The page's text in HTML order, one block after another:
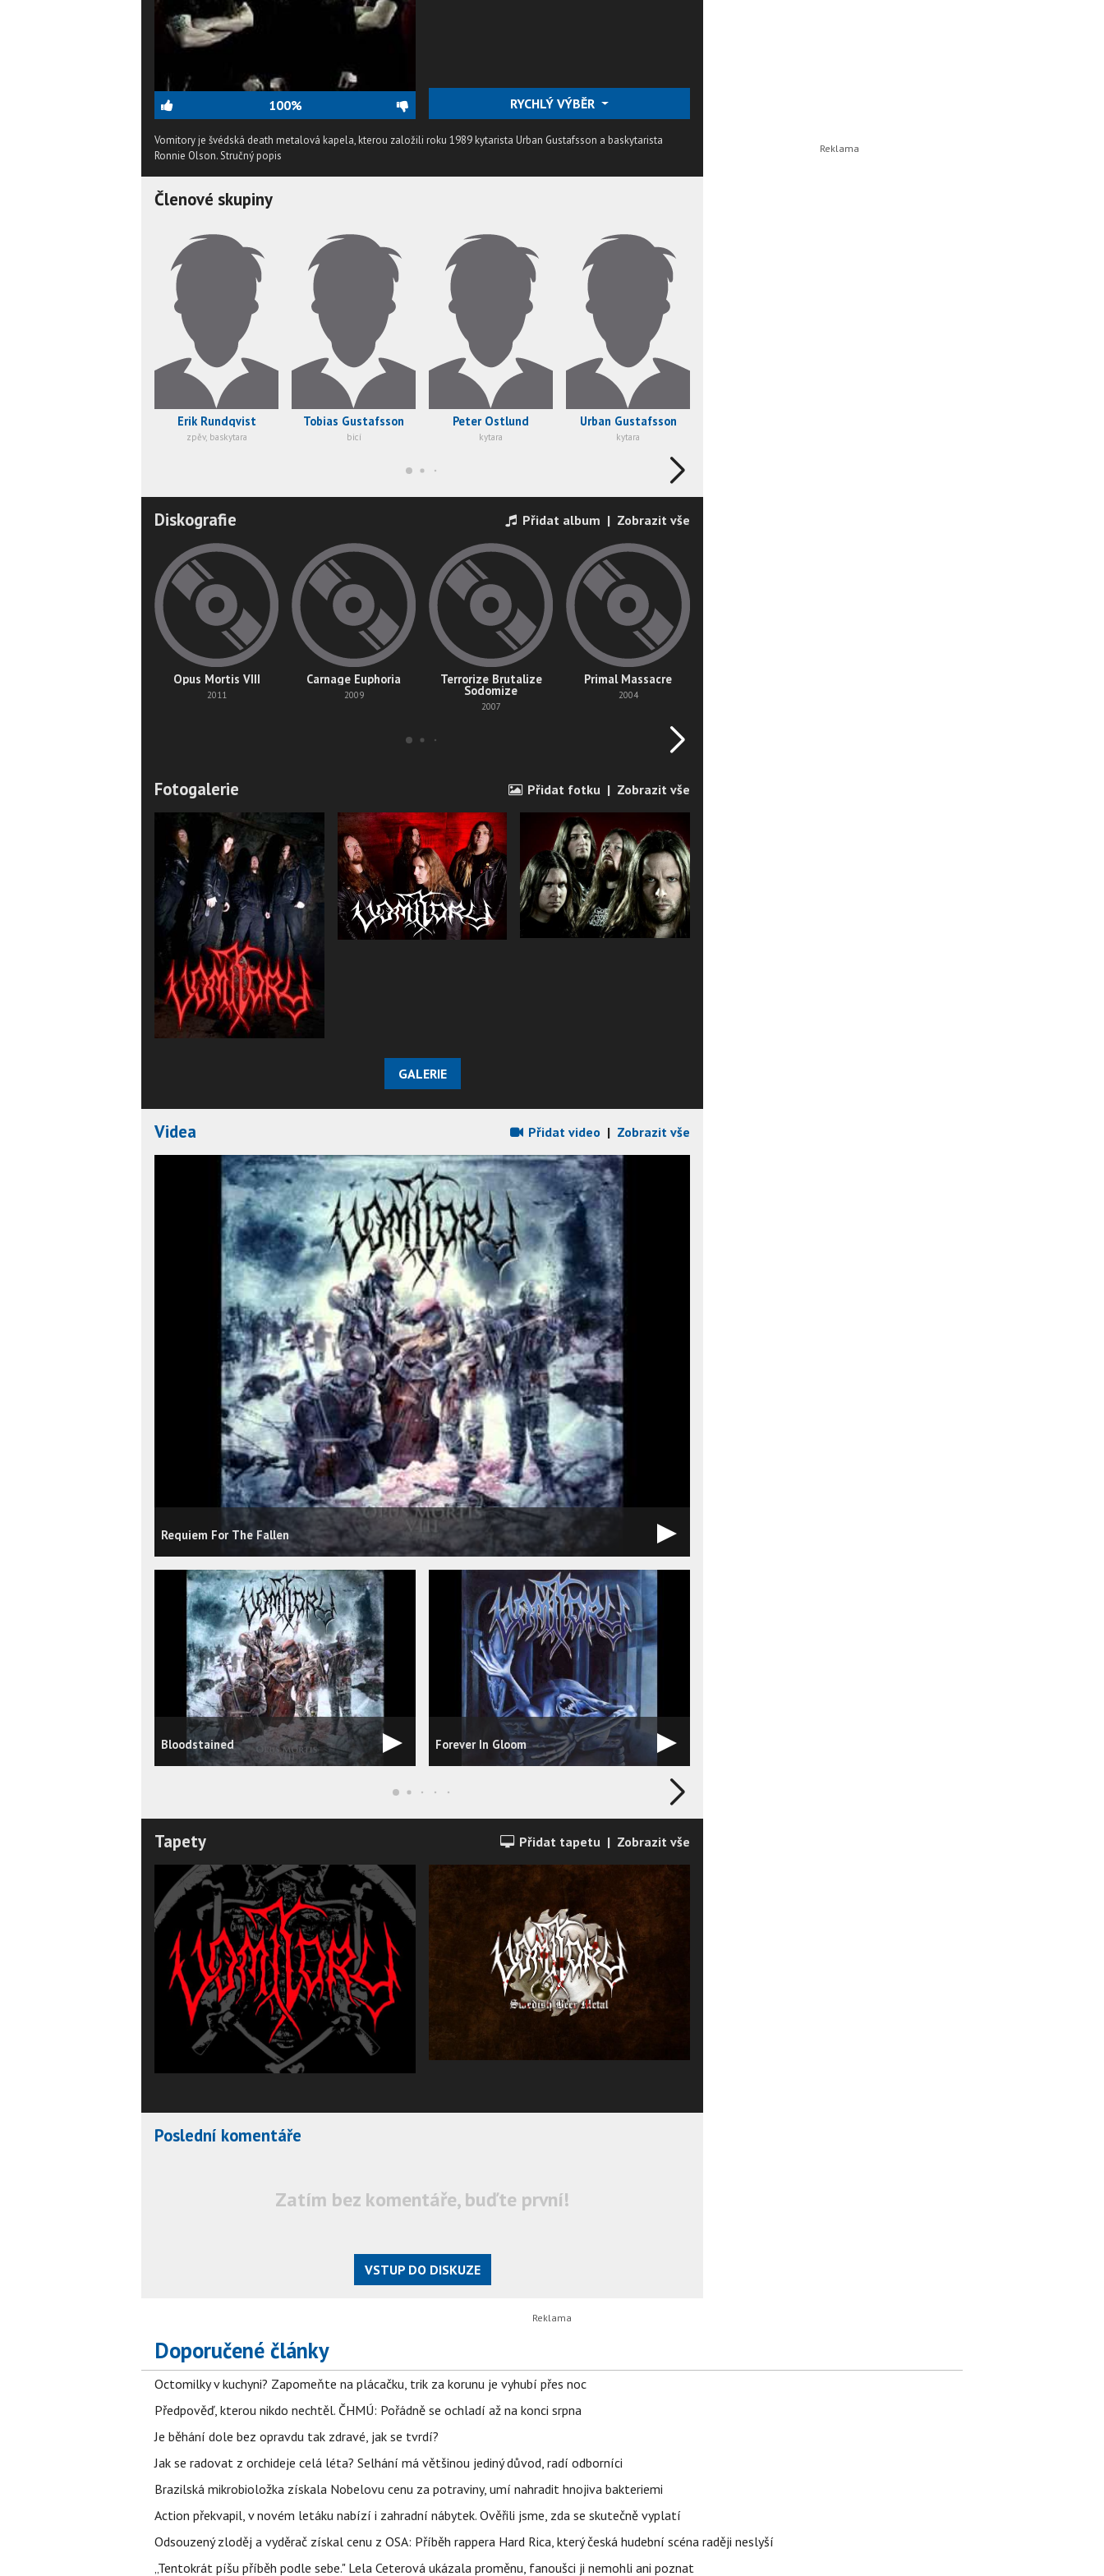
100% RYCHLÝ VÝBĚR
Vomitory je švédská death metalová kapela, kterou založili roku 1989 kytarista Urban Gustafsson a baskytarista
Ronnie Olson.Stručný popis
Členové skupiny
Erik Rundqvist
zpěv, baskytara
Tobias Gustafsson
bicí
Peter Östlund
kytara
Urban Gustafsson
kytara
Diskografie Přidat album | Zobrazit vše
Opus Mortis VIII
2011
Carnage Euphoria
2009
Terrorize Brutalize
Sodomize
2007
Primal Massacre
2004
Fotogalerie Přidat fotku | Zobrazit vše
GALERIE
Videa Přidat video | Zobrazit vše
Requiem For The Fallen
Bloodstained Forever In Gloom
Tapety Přidat tapetu | Zobrazit vše
Poslední komentáře
Zatím bez komentáře, buďte první!
VSTUP DO DISKUZE
Doporučené články
Octomilky v kuchyni? Zapomeňte na plácačku, trik za korunu je vyhubí přes noc
Předpověď, kterou nikdo nechtěl. ČHMÚ: Pořádně se ochladí až na konci srpna
Je běhání dole bez opravdu tak zdravé, jak se tvrdí?
Jak se radovat z orchideje celá léta? Selhání má většinou jediný důvod, radí odborníci
Brazilská mikrobioložka získala Nobelovu cenu za potraviny, umí nahradit hnojiva bakteriemi
Action překvapil, v novém letáku nabízí i zahradní nábytek. Ověřili jsme, zda se skutečně vyplatí
Odsouzený zloděj a vyděrač získal cenu z OSA: Příběh rappera Hard Rica, který česká hudební scéna raději neslyší
„Tentokrát píšu příběh podle sebe." Lela Ceterová ukázala proměnu, fanoušci ji nemohli ani poznat